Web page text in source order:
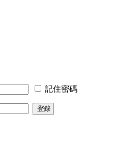
記住密碼
登錄